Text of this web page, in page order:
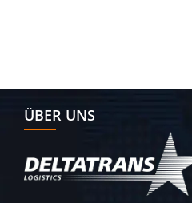
ÜBER UNS